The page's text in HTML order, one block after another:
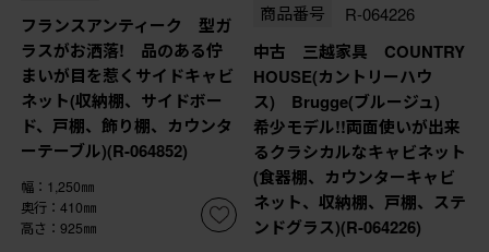
フランスアンティーク 型ガ
ラスがお洒落! 品のある佇
まいが目を惹くサイドキャビ
ネット(収納棚、サイドボー
ド、戸棚、飾り棚、カウンタ
ーテーブル)(R-064852)
幅：1,250㎜
奥行：410㎜
高さ：925㎜
商品番号 R-064226
中古 三越家具 COUNTRY
HOUSE(カントリーハウ
ス) Brugge(ブルージュ)
希少モデル!!両面使いが出来
るクラシカルなキャビネット
(食器棚、カウンターキャビ
ネット、収納棚、戸棚、ステ
ンドグラス)(R-064226)